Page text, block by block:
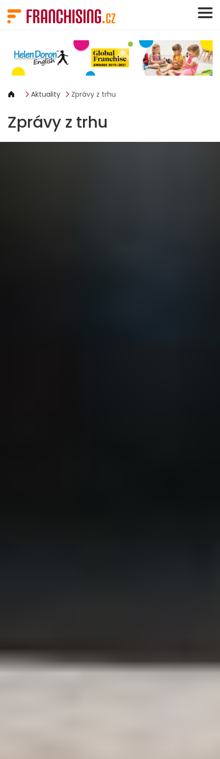
Aktuality Zprávy z trhu
Zprávy z trhu